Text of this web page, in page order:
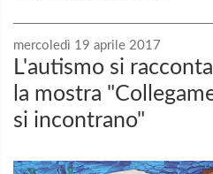
mercoledì 19 aprile 2017
L'autismo si
la mostra
si incontrano"